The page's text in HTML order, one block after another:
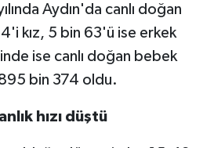
Aydın'da canlı doğan
kız, 5 bin 63'ü ise erkek
ise canlı doğan bebek
895 bin 374 oldu.
hızı düştü